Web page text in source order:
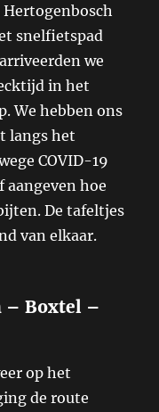
Hertogenbosch
snelfietspad
we
in het
We hebben ons
langs het
COVID-19
hoe
De tafeltjes
van elkaar.
– Boxtel –
op het
de route